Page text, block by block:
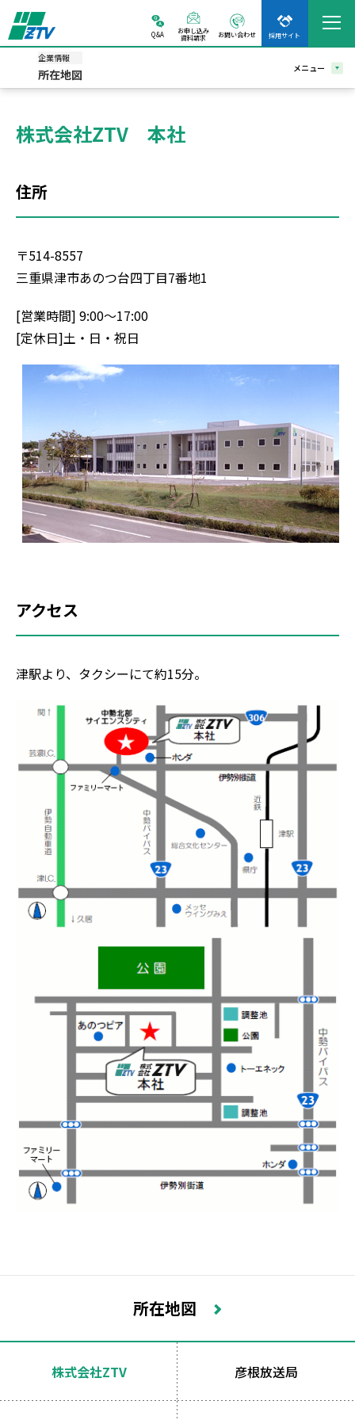
Q&A
お申し込み
資料請求
お問い合わせ 採用サイト
企業情報
所在地図 メニュー
株式会社ZTV 本社
住所
〒514-8557
三重県津市あのつ台四丁目7番地1
[営業時間] 9:00～17:00
[定休日]土・日・祝日
アクセス
津駅より、タクシーにて約15分。
所在地図
株式会社ZTV 彦根放送局